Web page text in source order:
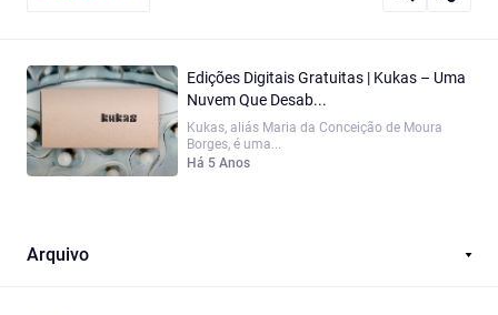
Edições Digitais Gratuitas | Kukas – Uma
Nuvem Que Desab...
Kukas, aliás Maria da Conceição de Moura
Borges, é uma...
Há 5 Anos
Arquivo